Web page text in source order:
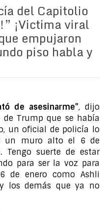
del Capitolio
¡Victima viral
empujaron
piso habla y
de asesinarme”, dijo
de Trump que se había
un oficial de policía lo
un muro alto el 6 de
. Tengo suerte de estar
para ser la voz para
de enero como Ashli
los demás que ya no